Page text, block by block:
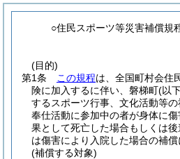
○住民スポーツ等災害補償規
(目的)
第1条
この規程は、全国町村会住
険に加入するに伴い、磐梯町(以
するスポーツ行事、文化活動等
奉仕活動に参加中の者が身体に
果として死亡した場合もしくは
は傷害により入院した場合の補償
(補償する対象)